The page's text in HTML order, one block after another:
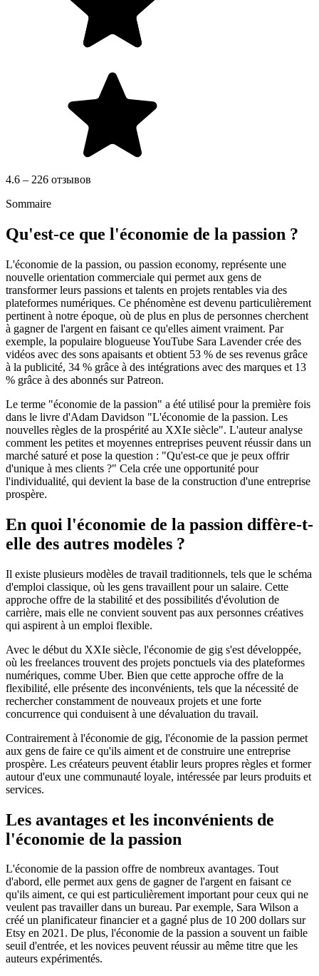
4.6 – 226 отзывов
Sommaire
Qu'est-ce que l'économie de la passion ?
L'économie de la passion, ou passion economy, représente une
nouvelle orientation commerciale qui permet aux gens de
transformer leurs passions et talents en projets rentables via des
plateformes numériques. Ce phénomène est devenu particulièrement
pertinent à notre époque, où de plus en plus de personnes cherchent
à gagner de l'argent en faisant ce qu'elles aiment vraiment. Par
exemple, la populaire blogueuse YouTube Sara Lavender crée des
vidéos avec des sons apaisants et obtient 53 % de ses revenus grâce
à la publicité, 34 % grâce à des intégrations avec des marques et 13
% grâce à des abonnés sur Patreon.
Le terme "économie de la passion" a été utilisé pour la première fois
dans le livre d'Adam Davidson "L'économie de la passion. Les
nouvelles règles de la prospérité au XXIe siècle". L'auteur analyse
comment les petites et moyennes entreprises peuvent réussir dans un
marché saturé et pose la question : "Qu'est-ce que je peux offrir
d'unique à mes clients ?" Cela crée une opportunité pour
l'individualité, qui devient la base de la construction d'une entreprise
prospère.
En quoi l'économie de la passion diffère-t-
elle des autres modèles ?
Il existe plusieurs modèles de travail traditionnels, tels que le schéma
d'emploi classique, où les gens travaillent pour un salaire. Cette
approche offre de la stabilité et des possibilités d'évolution de
carrière, mais elle ne convient souvent pas aux personnes créatives
qui aspirent à un emploi flexible.
Avec le début du XXIe siècle, l'économie de gig s'est développée,
où les freelances trouvent des projets ponctuels via des plateformes
numériques, comme Uber. Bien que cette approche offre de la
flexibilité, elle présente des inconvénients, tels que la nécessité de
rechercher constamment de nouveaux projets et une forte
concurrence qui conduisent à une dévaluation du travail.
Contrairement à l'économie de gig, l'économie de la passion permet
aux gens de faire ce qu'ils aiment et de construire une entreprise
prospère. Les créateurs peuvent établir leurs propres règles et former
autour d'eux une communauté loyale, intéressée par leurs produits et
services.
Les avantages et les inconvénients de
l'économie de la passion
L'économie de la passion offre de nombreux avantages. Tout
d'abord, elle permet aux gens de gagner de l'argent en faisant ce
qu'ils aiment, ce qui est particulièrement important pour ceux qui ne
veulent pas travailler dans un bureau. Par exemple, Sara Wilson a
créé un planificateur financier et a gagné plus de 10 200 dollars sur
Etsy en 2021. De plus, l'économie de la passion a souvent un faible
seuil d'entrée, et les novices peuvent réussir au même titre que les
auteurs expérimentés.